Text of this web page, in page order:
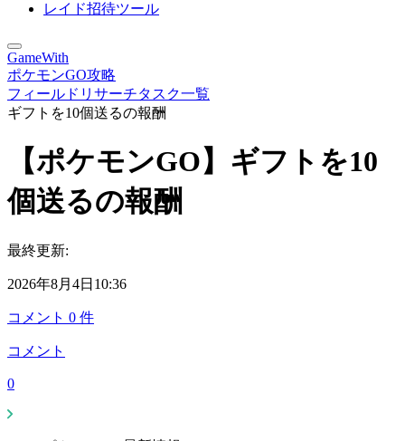
レイド招待ツール
GameWith
ポケモンGO攻略
フィールドリサーチタスク一覧
ギフトを10個送るの報酬
【ポケモンGO】ギフトを10
個送るの報酬
最終更新:
2026年8月4日10:36
コメント 0 件
コメント
0